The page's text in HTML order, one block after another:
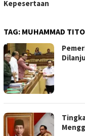
TAG: MUHAMMAD